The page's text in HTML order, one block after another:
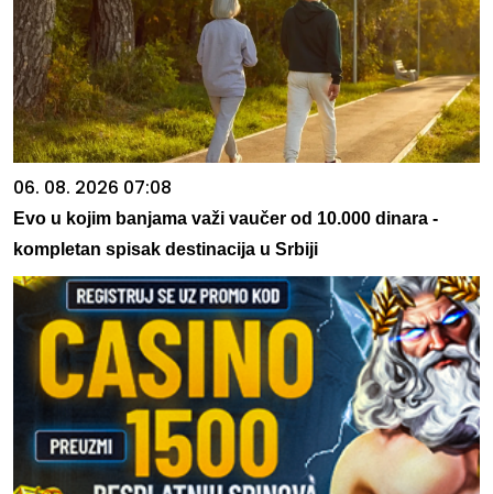
06. 08. 2026 07:08
Evo u kojim banjama važi vaučer od 10.000 dinara -
kompletan spisak destinacija u Srbiji